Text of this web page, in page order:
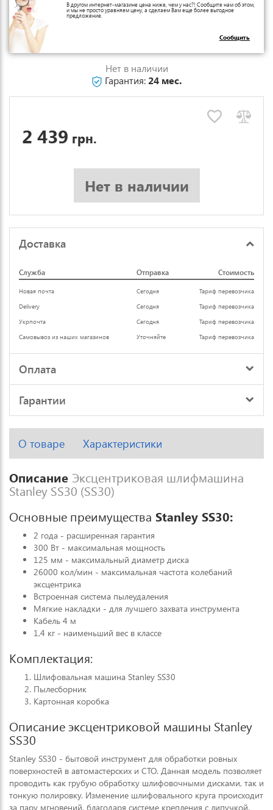
В другом интернет-магазине цена ниже, чем у нас?! Сообщите нам об этом,
и мы не просто уравняем цену, а сделаем Вам еще более выгодное
предложение.
Сообщить
Нет в наличии
Гарантия:24 мес.
2 439 грн.
Нет в наличии
Доставка
Служба Отправка Стоимость
Новая почта Сегодня
Тариф перевозчика
Delivery
Сегодня
Тариф перевозчика
Укрпочта
Сегодня
Тариф перевозчика
Самовывоз из наших магазинов
Уточняйте Тариф перевозчика
Оплата
Гарантии
О товаре Характеристики
Описание Эксцентриковая шлифмашина
Stanley SS30 (SS30)
Основные преимущества Stanley SS30:
2 года - расширенная гарантия
300 Вт - максимальная мощность
125 мм - максимальный диаметр диска
26000 кол/мин - максимальная частота колебаний
эксцентрика
Встроенная система пылеудаления
Мягкие накладки - для лучшего захвата инструмента
Кабель 4 м
1,4 кг - наименьший вес в классе
Комплектация:
Шлифовальная машина Stanley SS30
Пылесборник
Картонная коробка
Описание эксцентриковой машины Stanley
SS30
Stanley SS30 - бытовой инструмент для обработки ровных
поверхностей в автомастерских и СТО. Данная модель позволяет
проводить как грубую обработку шлифовочными дисками, так и
тонкую полировку. Изменение шлифовального круга происходит
за пару мгновений, благодаря системе крепления с липучкой.